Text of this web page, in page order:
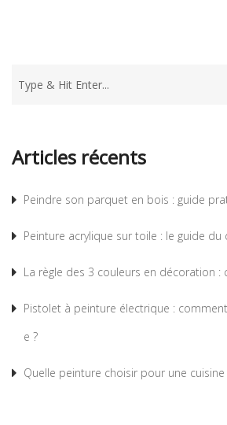
Articles récents
Peindre son parquet en bois : guide
Peinture acrylique sur toile : le guide du
La règle des 3 couleurs en décoration :
Pistolet à peinture électrique :
e ?
Quelle peinture choisir pour une cuisine